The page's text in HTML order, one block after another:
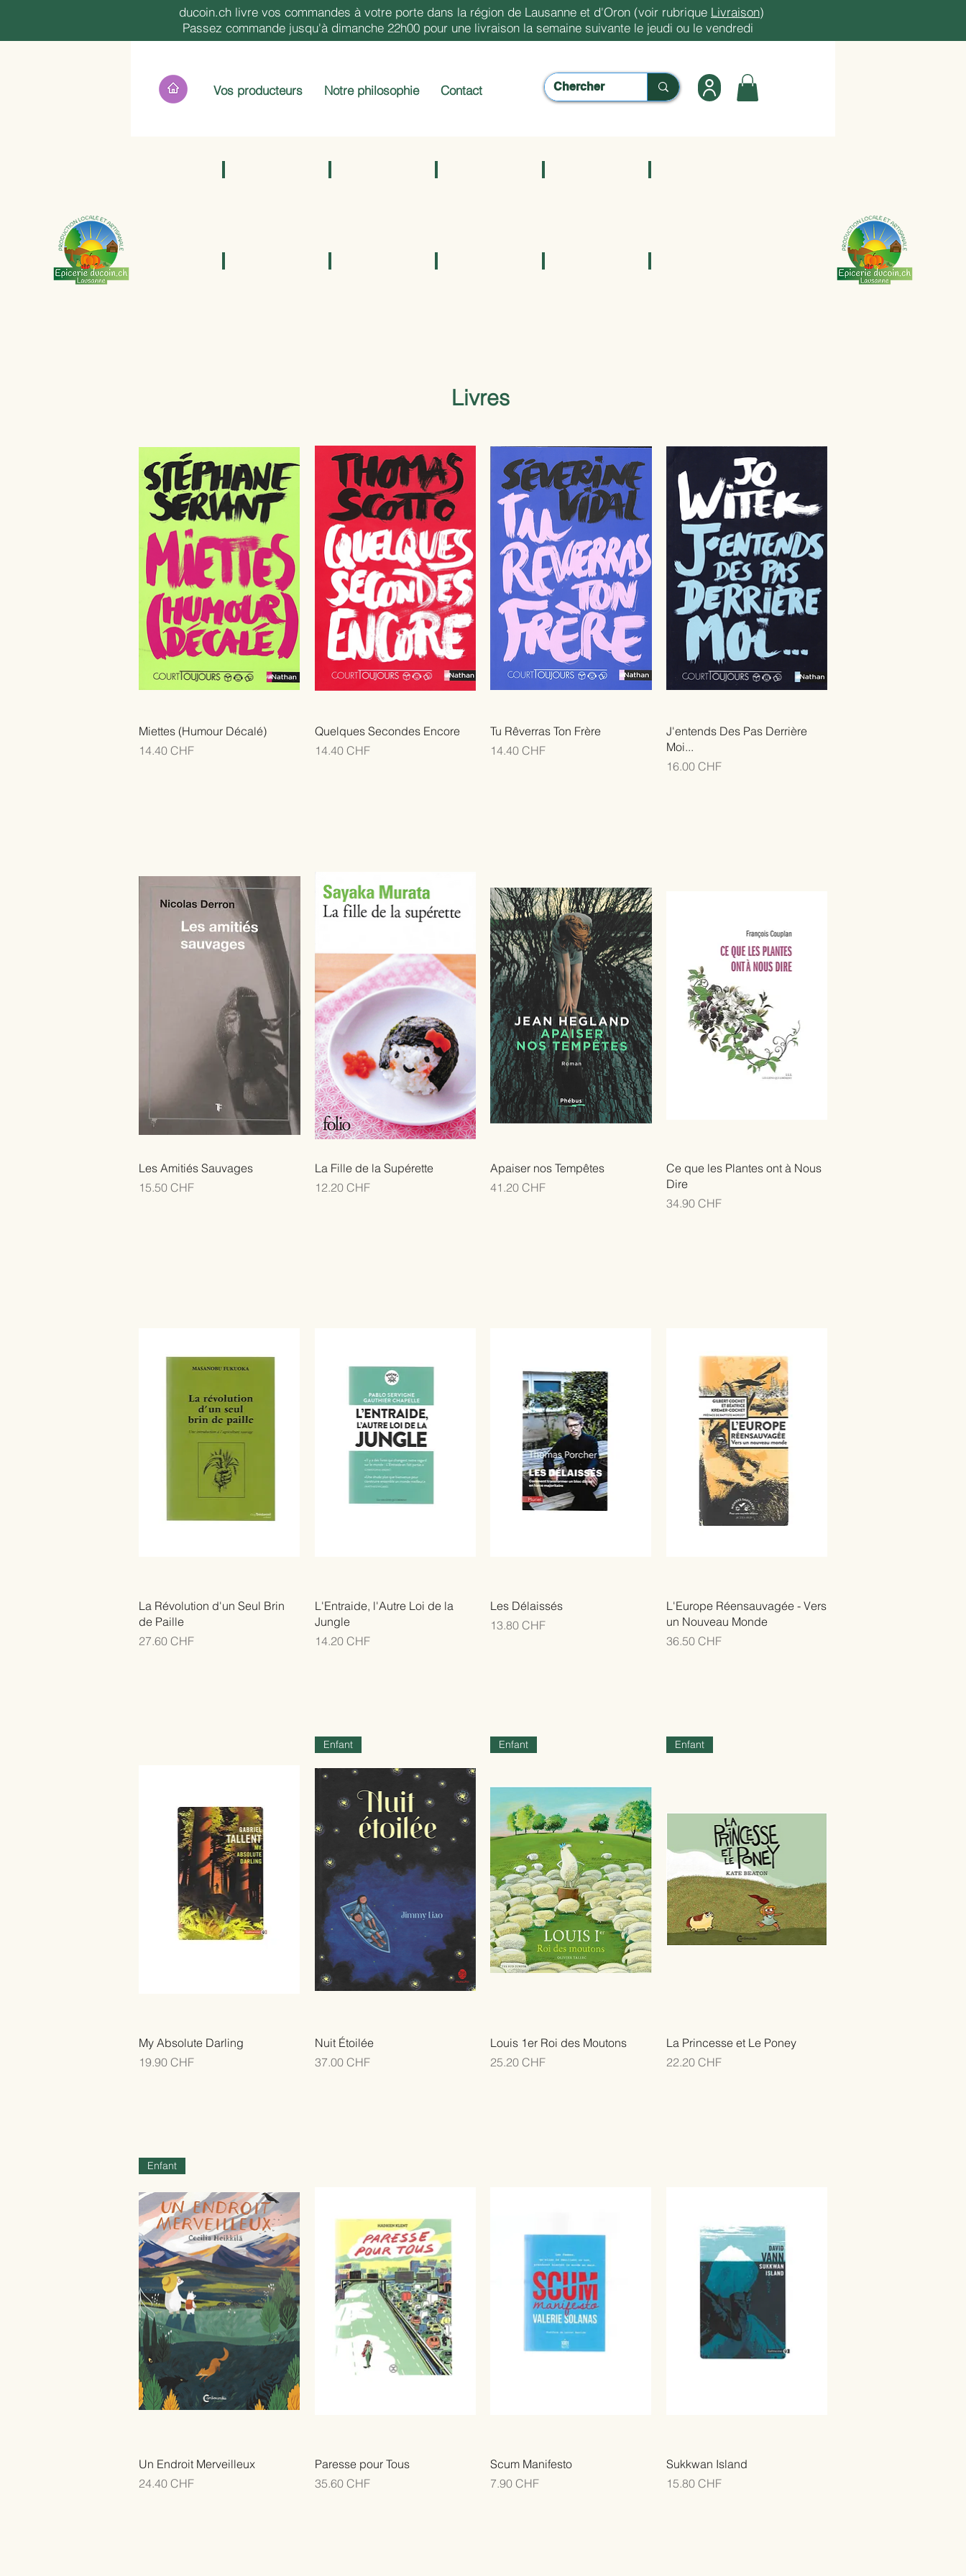
ducoin.ch livre vos commandes à votre porte dans la région de Lausanne et d'Oron (voir rubrique Livraison)
Passez commande jusqu'à dimanche 22h00 pour une livraison la semaine suivante le jeudi ou le vendredi
Vos producteurs Notre philosophie Contact
Livres
Miettes (Humour Décalé)
Prix
14.40 CHF
Quelques Secondes Encore
Prix
14.40 CHF
Tu Rêverras Ton Frère
Prix
14.40 CHF
J'entends Des Pas Derrière
Moi...
Prix
16.00 CHF
Les Amitiés Sauvages
Prix
15.50 CHF
La Fille de la Supérette
Prix
12.20 CHF
Apaiser nos Tempêtes
Prix
41.20 CHF
Ce que les Plantes ont à Nous
Dire
Prix
34.90 CHF
La Révolution d'un Seul Brin
de Paille
Prix
27.60 CHF
L'Entraide, l'Autre Loi de la
Jungle
Prix
14.20 CHF
Les Délaissés
Prix
13.80 CHF
L'Europe Réensauvagée - Vers
un Nouveau Monde
Prix
36.50 CHF
My Absolute Darling
Prix
19.90 CHF
Enfant
Nuit Étoilée
Prix
37.00 CHF
Enfant
Louis 1er Roi des Moutons
Prix
25.20 CHF
Enfant
La Princesse et Le Poney
Prix
22.20 CHF
Enfant
Un Endroit Merveilleux
Prix
24.40 CHF
Paresse pour Tous
Prix
35.60 CHF
Scum Manifesto
Prix
7.90 CHF
Sukkwan Island
Prix
15.80 CHF